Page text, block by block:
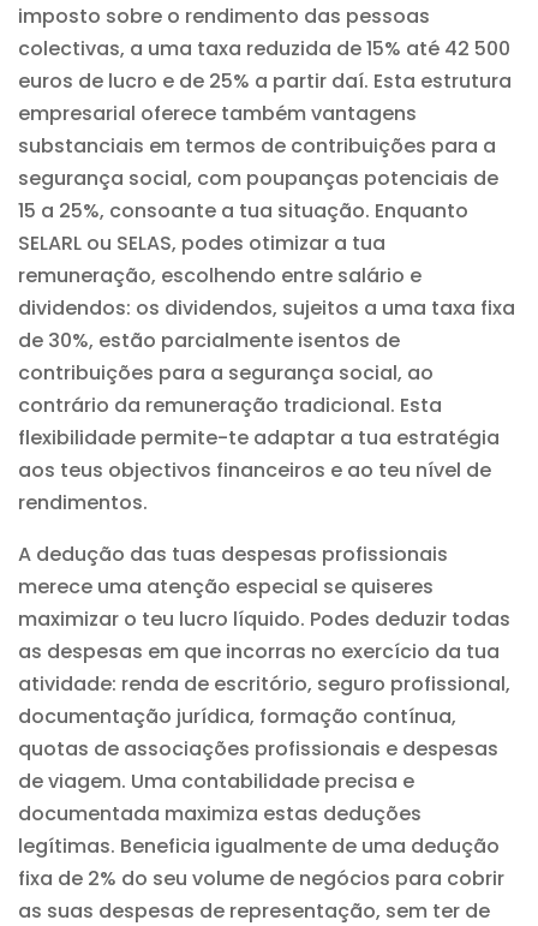
imposto sobre o rendimento das pessoas
colectivas, a uma taxa reduzida de 15% até 42 500
euros de lucro e de 25% a partir daí. Esta estrutura
empresarial oferece também vantagens
substanciais em termos de contribuições para a
segurança social, com poupanças potenciais de
15 a 25%, consoante a tua situação. Enquanto
SELARL ou SELAS, podes otimizar a tua
remuneração, escolhendo entre salário e
dividendos: os dividendos, sujeitos a uma taxa fixa
de 30%, estão parcialmente isentos de
contribuições para a segurança social, ao
contrário da remuneração tradicional. Esta
flexibilidade permite-te adaptar a tua estratégia
aos teus objectivos financeiros e ao teu nível de
rendimentos.
A dedução das tuas despesas profissionais
merece uma atenção especial se quiseres
maximizar o teu lucro líquido. Podes deduzir todas
as despesas em que incorras no exercício da tua
atividade: renda de escritório, seguro profissional,
documentação jurídica, formação contínua,
quotas de associações profissionais e despesas
de viagem. Uma contabilidade precisa e
documentada maximiza estas deduções
legítimas. Beneficia igualmente de uma dedução
fixa de 2% do seu volume de negócios para cobrir
as suas despesas de representação, sem ter de